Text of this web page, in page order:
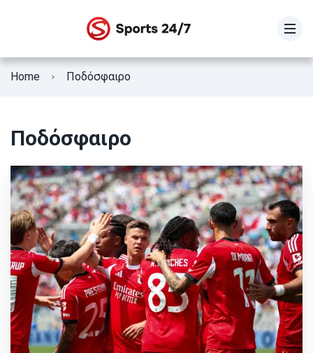
Home Ποδόσφαιρο
Ποδόσφαιρο
ΕΘΝΙΚΗ ΕΛΛΑΔΟΣ
Fifa Club World Cup